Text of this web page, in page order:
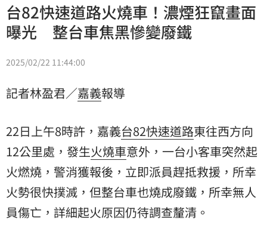
台82快速道路火燒車！濃煙狂竄畫面
曝光 整台車焦黑慘變廢鐵
2025/02/22 11:44:00
記者林盈君／嘉義報導
22日上午8時許，嘉義台82快速道路東往西方向
12公里處，發生火燒車意外，一台小客車突然起
火燃燒，警消獲報後，立即派員趕抵救援，所幸
火勢很快撲滅，但整台車也燒成廢鐵，所幸無人
員傷亡，詳細起火原因仍待調查釐清。